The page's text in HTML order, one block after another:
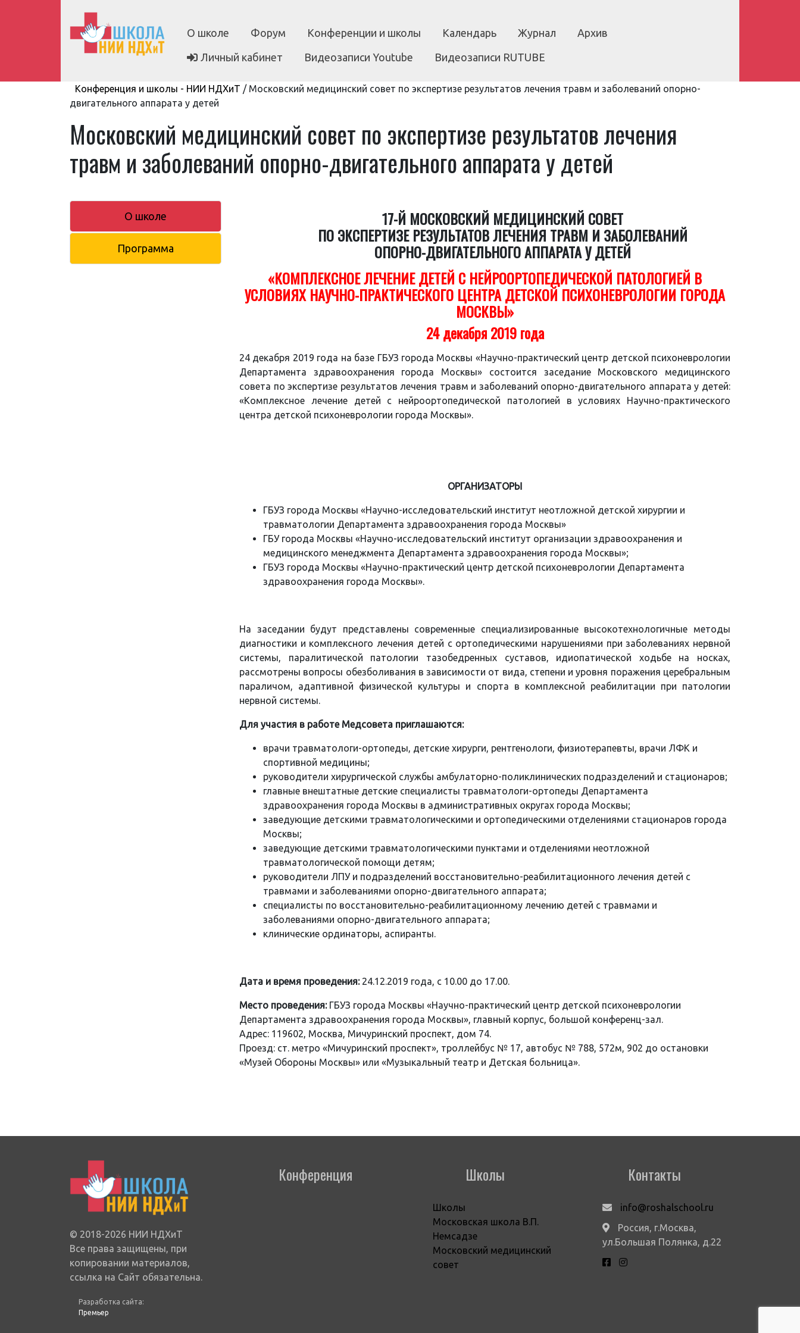
О школе Форум Конференции и школы Календарь Журнал Архив
Личный кабинет Видеозаписи Youtube Видеозаписи RUTUBE
Конференция и школы - НИИ НДХиТ / Московский медицинский совет по экспертизе результатов лечения травм и заболеваний опорно-
двигательного аппарата у детей
Московский медицинский совет по экспертизе результатов лечения
травм и заболеваний опорно-двигательного аппарата у детей
О школе
Программа
17-Й МОСКОВСКИЙ МЕДИЦИНСКИЙ СОВЕТ
ПО ЭКСПЕРТИЗЕ РЕЗУЛЬТАТОВ ЛЕЧЕНИЯ ТРАВМ И ЗАБОЛЕВАНИЙ
ОПОРНО-ДВИГАТЕЛЬНОГО АППАРАТА У ДЕТЕЙ
«КОМПЛЕКСНОЕ ЛЕЧЕНИЕ ДЕТЕЙ С НЕЙРООРТОПЕДИЧЕСКОЙ ПАТОЛОГИЕЙ В
УСЛОВИЯХ НАУЧНО-ПРАКТИЧЕСКОГО ЦЕНТРА ДЕТСКОЙ ПСИХОНЕВРОЛОГИИ ГОРОДА
МОСКВЫ»
24 декабря 2019 года
24 декабря 2019 года на базе ГБУЗ города Москвы «Научно-практический центр детской психоневрологии
Департамента здравоохранения города Москвы» состоится заседание Московского медицинского
совета по экспертизе результатов лечения травм и заболеваний опорно-двигательного аппарата у детей:
«Комплексное лечение детей с нейроортопедической патологией в условиях Научно-практического
центра детской психоневрологии города Москвы».
ОРГАНИЗАТОРЫ
ГБУЗ города Москвы «Научно-исследовательский институт неотложной детской хирургии и
травматологии Департамента здравоохранения города Москвы»
ГБУ города Москвы «Научно-исследовательский институт организации здравоохранения и
медицинского менеджмента Департамента здравоохранения города Москвы»;
ГБУЗ города Москвы «Научно-практический центр детской психоневрологии Департамента
здравоохранения города Москвы».
На заседании будут представлены современные специализированные высокотехнологичные методы
диагностики и комплексного лечения детей с ортопедическими нарушениями при заболеваниях нервной
системы, паралитической патологии тазобедренных суставов, идиопатической ходьбе на носках,
рассмотрены вопросы обезболивания в зависимости от вида, степени и уровня поражения церебральным
параличом, адаптивной физической культуры и спорта в комплексной реабилитации при патологии
нервной системы.
Для участия в работе Медсовета приглашаются:
врачи травматологи-ортопеды, детские хирурги, рентгенологи, физиотерапевты, врачи ЛФК и
спортивной медицины;
руководители хирургической службы амбулаторно-поликлинических подразделений и стационаров;
главные внештатные детские специалисты травматологи-ортопеды Департамента
здравоохранения города Москвы в административных округах города Москвы;
заведующие детскими травматологическими и ортопедическими отделениями стационаров города
Москвы;
заведующие детскими травматологическими пунктами и отделениями неотложной
травматологической помощи детям;
руководители ЛПУ и подразделений восстановительно-реабилитационного лечения детей с
травмами и заболеваниями опорно-двигательного аппарата;
специалисты по восстановительно-реабилитационному лечению детей с травмами и
заболеваниями опорно-двигательного аппарата;
клинические ординаторы, аспиранты.
Дата и время проведения:24.12.2019 года, с 10.00 до 17.00.
Место проведения:ГБУЗ города Москвы «Научно-практический центр детской психоневрологии
Департамента здравоохранения города Москвы», главный корпус, большой конференц-зал.
Адрес: 119602, Москва, Мичуринский проспект, дом 74.
Проезд: ст. метро «Мичуринский проспект», троллейбус № 17, автобус № 788, 572м, 902 до остановки
«Музей Обороны Москвы» или «Музыкальный театр и Детская больница».
© 2018-2026 НИИ НДХиТ
Все права защищены, при
копировании материалов,
ссылка на Сайт обязательна.
Разработка сайта:
Премьер
Конференция Школы
Школы
Московская школа В.П.
Немсадзе
Московский медицинский
совет
Контакты
info@roshalschool.ru
Россия, г.Москва,
ул.Большая Полянка, д.22